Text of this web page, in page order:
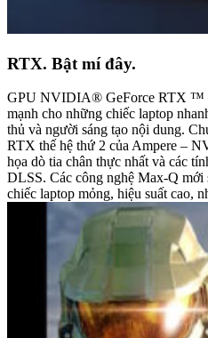
RTX. Bật mí đây.
GPU NVIDIA® GeForce RTX ™
mạnh cho những chiếc laptop
thủ và người sáng tạo nội dung.
RTX thế hệ thứ 2 của Ampere –
họa dò tia chân thực nhất và các
DLSS. Các công nghệ Max-Q
chiếc laptop mỏng, hiệu suất cao,